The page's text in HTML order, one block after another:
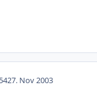
27. Nov 2003